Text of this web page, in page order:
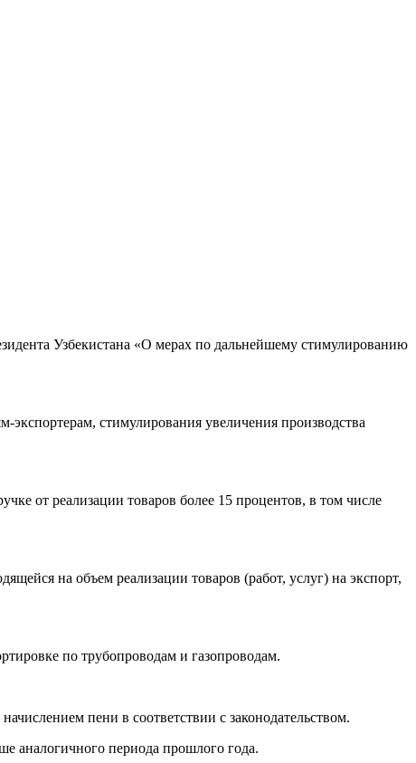
Узбекистана «О мерах по дальнейшему стимулированию
экспортерам, стимулирования увеличения производства
от реализации товаров более 15 процентов, в том числе
на объем реализации товаров (работ, услуг) на экспорт,
по трубопроводам и газопроводам.
пени в соответствии с законодательством.
аналогичного периода прошлого года.